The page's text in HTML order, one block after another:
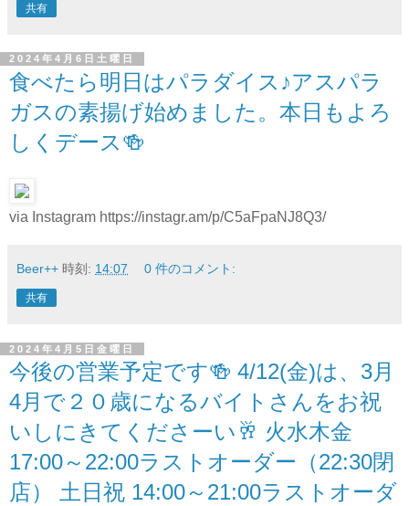
共有
2024年4月6日土曜日
食べたら明日はパラダイス♪アスパラ
ガスの素揚げ始めました。本日もよろ
しくデース🍻
via Instagram https://instagr.am/p/C5aFpaNJ8Q3/
Beer++ 時刻: 14:07 0 件のコメント:
共有
2024年4月5日金曜日
今後の営業予定です🍻 4/12(金)は、3月
4月で２０歳になるバイトさんをお祝
いしにきてくださーい🥂 火水木金
17:00～22:00ラストオーダー（22:30閉
店） 土日祝 14:00～21:00ラストオーダ